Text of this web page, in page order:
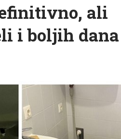
ali
i boljih